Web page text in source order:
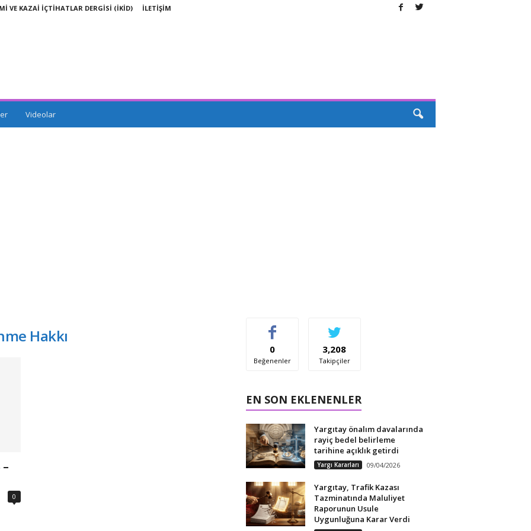
VE KAZAİ İÇTİHATLAR DERGİSİ (İKİD) İLETİŞİM
Videolar
Hakkı
0
0
Beğenenler
3,208
Takipçiler
EN SON EKLENENLER
Yargıtay önalım davalarında
rayiç bedel belirleme
tarihine açıklık getirdi
Yargı Kararları 09/04/2026
Yargıtay, Trafik Kazası
Tazminatında Maluliyet
Raporunun Usule
Uygunluğuna Karar Verdi